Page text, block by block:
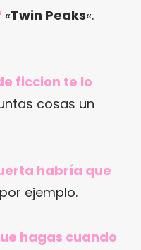
«Twin Peaks«.
ficcion te lo
cosas un
habría que
ejemplo.
hagas cuando